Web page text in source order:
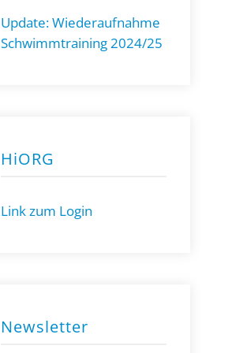
Update: Wiederaufnahme
Schwimmtraining 2024/25
HiORG
Link zum Login
Newsletter